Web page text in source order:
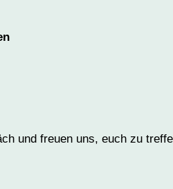
und freuen uns, euch zu